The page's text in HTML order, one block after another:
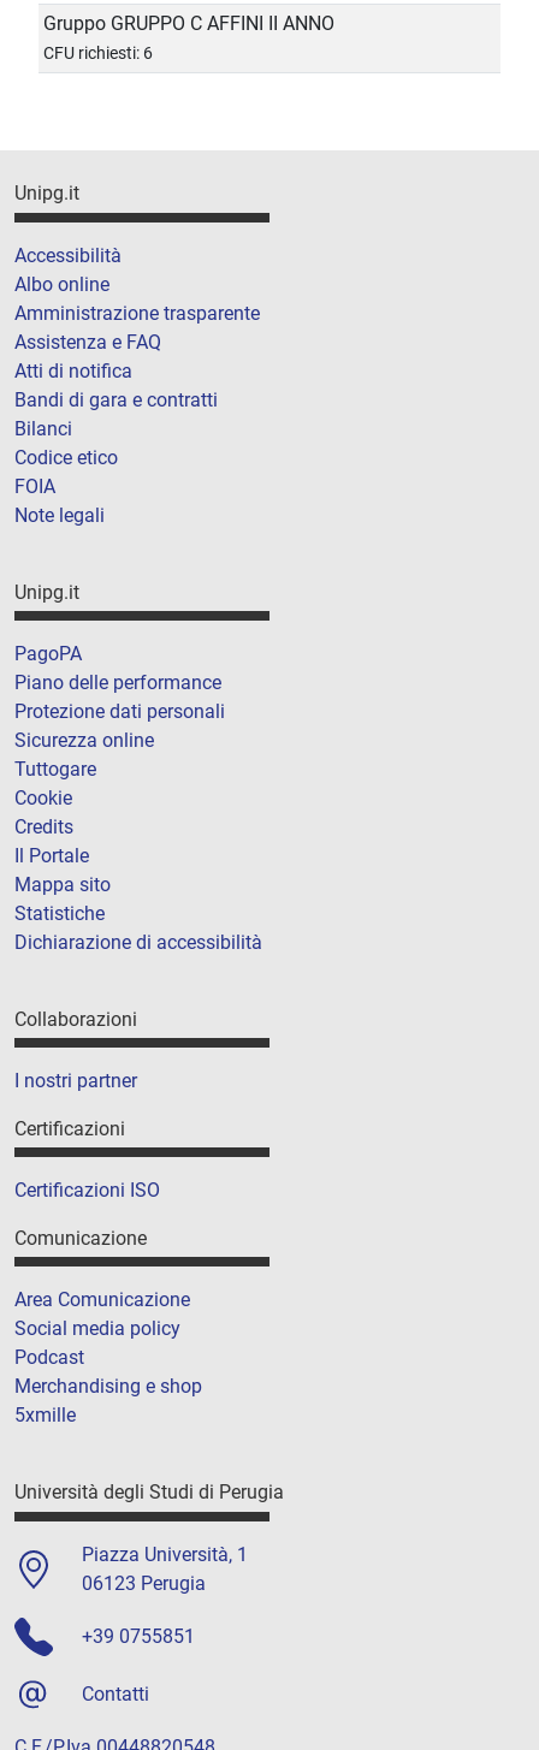
Gruppo GRUPPO C AFFINI II ANNO
CFU richiesti: 6
Unipg.it
Accessibilità
Albo online
Amministrazione trasparente
Assistenza e FAQ
Atti di notifica
Bandi di gara e contratti
Bilanci
Codice etico
FOIA
Note legali
Unipg.it
PagoPA
Piano delle performance
Protezione dati personali
Sicurezza online
Tuttogare
Cookie
Credits
Il Portale
Mappa sito
Statistiche
Dichiarazione di accessibilità
Collaborazioni
I nostri partner
Certificazioni
Certificazioni ISO
Comunicazione
Area Comunicazione
Social media policy
Podcast
Merchandising e shop
5xmille
Università degli Studi di Perugia
Piazza Università, 1
06123 Perugia
+39 0755851
Contatti